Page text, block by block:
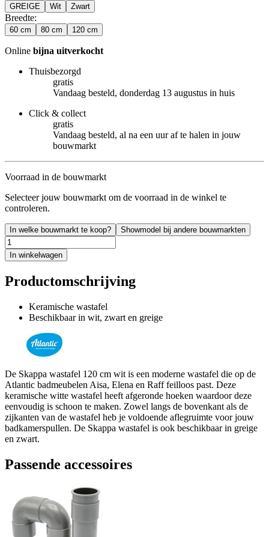
GREIGE Wit Zwart
Breedte:
60 cm 80 cm 120 cm
Online bijna uitverkocht
Thuisbezorgd
gratis
Vandaag besteld, donderdag 13 augustus in huis
Click & collect
gratis
Vandaag besteld, al na een uur af te halen in jouw
bouwmarkt
Voorraad in de bouwmarkt
Selecteer jouw bouwmarkt om de voorraad in de winkel te
controleren.
In welke bouwmarkt te koop? Showmodel bij andere bouwmarkten
In winkelwagen
Productomschrijving
Keramische wastafel
Beschikbaar in wit, zwart en greige
De Skappa wastafel 120 cm wit is een moderne wastafel die op de
Atlantic badmeubelen Aisa, Elena en Raff feilloos past. Deze
keramische witte wastafel heeft afgeronde hoeken waardoor deze
eenvoudig is schoon te maken. Zowel langs de bovenkant als de
zijkanten van de wastafel heb je voldoende aflegruimte voor jouw
badkamerspullen. De Skappa wastafel is ook beschikbaar in greige
en zwart.
Passende accessoires